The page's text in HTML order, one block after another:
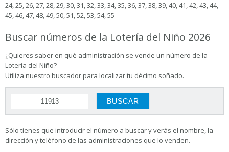
24, 25, 26, 27, 28, 29, 30, 31, 32, 33, 34, 35, 36, 37, 38, 39, 40, 41, 42, 43, 44,
45, 46, 47, 48, 49, 50, 51, 52, 53, 54, 55
Buscar números de la Lotería del Niño 2026
¿Quieres saber en qué administración se vende un número de la
Lotería del Niño?
Utiliza nuestro buscador para localizar tu décimo soñado.
Sólo tienes que introducir el número a buscar y verás el nombre, la
dirección y teléfono de las administraciones que lo venden.